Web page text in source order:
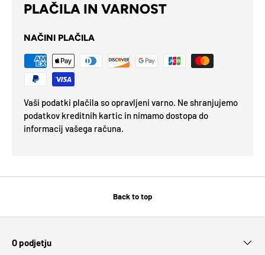
PLAČILA IN VARNOST
NAČINI PLAČILA
Vaši podatki plačila so opravljeni varno. Ne shranjujemo
podatkov kreditnih kartic in nimamo dostopa do
informacij vašega računa.
Back to top
O podjetju